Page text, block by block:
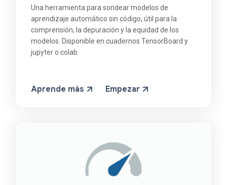
Una herramienta para sondear modelos de
aprendizaje automático sin código, útil para la
comprensión, la depuración y la equidad de los
modelos. Disponible en cuadernos TensorBoard y
jupyter o colab.
Aprende más Empezar